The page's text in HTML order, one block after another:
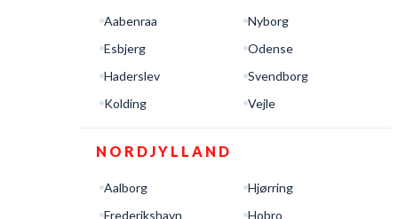
Aabenraa
Esbjerg
Haderslev
Kolding
Nyborg
Odense
Svendborg
Vejle
NORDJYLLAND
Aalborg
Frederikshavn
Hjørring
Hobro